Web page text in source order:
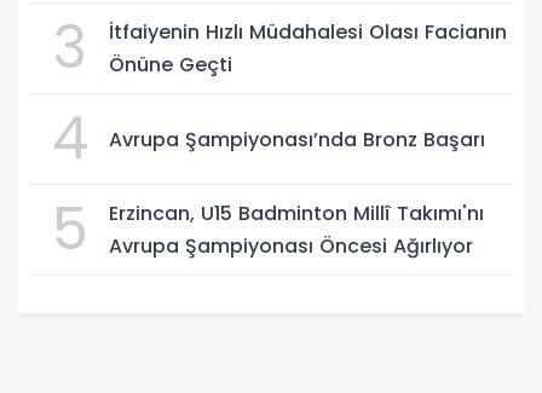
3
İtfaiyenin Hızlı Müdahalesi Olası Facianın
Önüne Geçti
4 Avrupa Şampiyonası’nda Bronz Başarı
5
Erzincan, U15 Badminton Millî Takımı'nı
Avrupa Şampiyonası Öncesi Ağırlıyor